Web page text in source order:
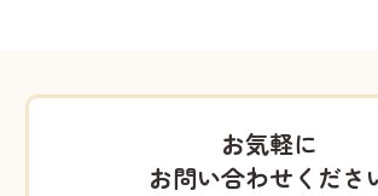
お気軽に
お問い合わせくださ